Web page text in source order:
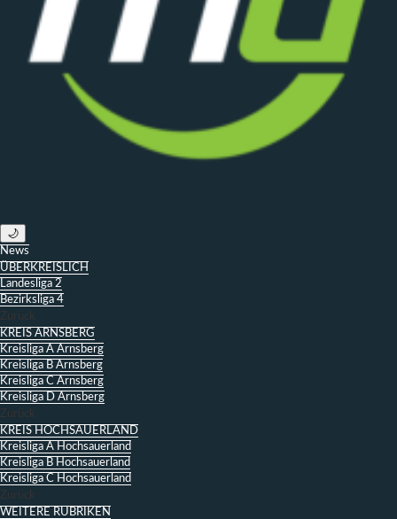
🌙
News
ÜBERKREISLICH
Landesliga 2
Bezirksliga 4
Zurück
KREIS ARNSBERG
Kreisliga A Arnsberg
Kreisliga B Arnsberg
Kreisliga C Arnsberg
Kreisliga D Arnsberg
Zurück
KREIS HOCHSAUERLAND
Kreisliga A Hochsauerland
Kreisliga B Hochsauerland
Kreisliga C Hochsauerland
Zurück
WEITERE RUBRIKEN